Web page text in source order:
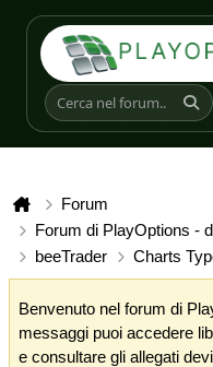
Forum
Forum di PlayOptions -
beeTrader
Charts
Benvenuto nel forum di
messaggi puoi accedere
e consultare gli allegati